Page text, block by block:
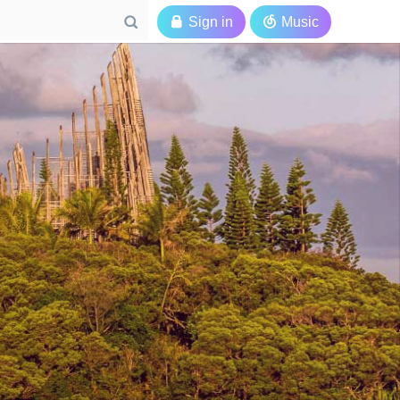
  Sign in  Music